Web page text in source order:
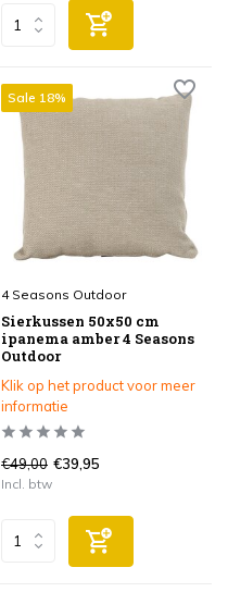
Sale 18%
4 Seasons Outdoor
Sierkussen 50x50 cm
ipanema amber 4 Seasons
Outdoor
Klik op het product voor meer
informatie
€49,00 €39,95
Incl. btw